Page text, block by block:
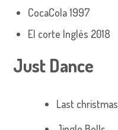
CocaCola 1997
El corte Inglés 2018
Just Dance
Last christmas